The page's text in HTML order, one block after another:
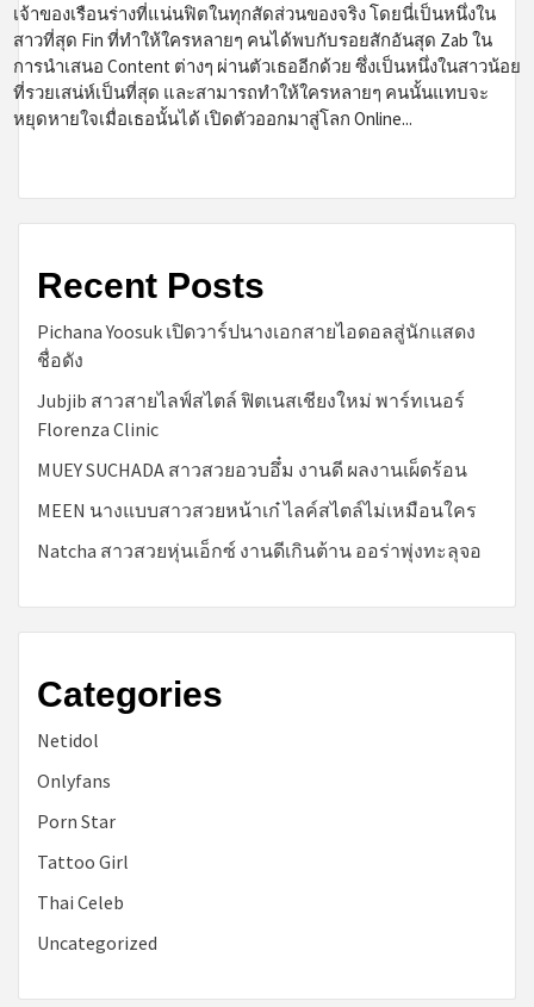
เจ้าของเรือนร่างที่แน่นฟิตในทุกสัดส่วนของจริง โดยนี่เป็นหนึ่งใน
สาวที่สุด Fin ที่ทำให้ใครหลายๆ คนได้พบกับรอยสักอันสุด Zab ใน
การนำเสนอ Content ต่างๆ ผ่านตัวเธออีกด้วย ซึ่งเป็นหนึ่งในสาวน้อย
ที่รวยเสน่ห์เป็นที่สุด และสามารถทำให้ใครหลายๆ คนนั้นแทบจะ
หยุดหายใจเมื่อเธอนั้นได้ เปิดตัวออกมาสู่โลก Online...
Recent Posts
Pichana Yoosuk เปิดวาร์ปนางเอกสายไอดอลสู่นักแสดง
ชื่อดัง
Jubjib สาวสายไลฟ์สไตล์ ฟิตเนสเชียงใหม่ พาร์ทเนอร์
Florenza Clinic
MUEY SUCHADA สาวสวยอวบอึ๋ม งานดี ผลงานเผ็ดร้อน
MEEN นางแบบสาวสวยหน้าเก๋ ไลค์สไตล์ไม่เหมือนใคร
Natcha สาวสวยหุ่นเอ็กซ์ งานดีเกินต้าน ออร่าพุ่งทะลุจอ
Categories
Netidol
Onlyfans
Porn Star
Tattoo Girl
Thai Celeb
Uncategorized